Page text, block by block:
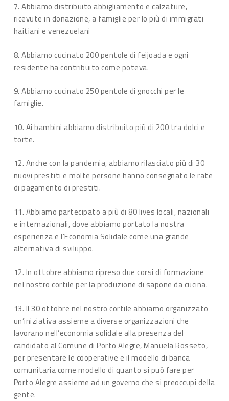
7. Abbiamo distribuito abbigliamento e calzature,
ricevute in donazione, a famiglie per lo più di immigrati
haitiani e venezuelani
8. Abbiamo cucinato 200 pentole di feijoada e ogni
residente ha contribuito come poteva.
9. Abbiamo cucinato 250 pentole di gnocchi per le
famiglie.
10. Ai bambini abbiamo distribuito più di 200 tra dolci e
torte.
12. Anche con la pandemia, abbiamo rilasciato più di 30
nuovi prestiti e molte persone hanno consegnato le rate
di pagamento di prestiti.
11. Abbiamo partecipato a più di 80 lives locali, nazionali
e internazionali, dove abbiamo portato la nostra
esperienza e l’Economia Solidale come una grande
alternativa di sviluppo.
12. In ottobre abbiamo ripreso due corsi di formazione
nel nostro cortile per la produzione di sapone da cucina.
13. Il 30 ottobre nel nostro cortile abbiamo organizzato
un’iniziativa assieme a diverse organizzazioni che
lavorano nell’economia solidale alla presenza del
candidato al Comune di Porto Alegre, Manuela Rosseto,
per presentare le cooperative e il modello di banca
comunitaria come modello di quanto si può fare per
Porto Alegre assieme ad un governo che si preoccupi della
gente.